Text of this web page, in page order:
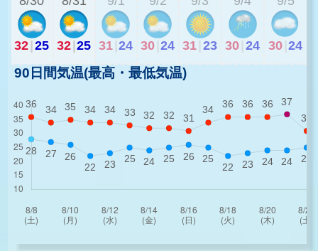
32|25 32|25 31 24 30 24 31 23 30 24 30 24
90日間気温(最高・最低気温)